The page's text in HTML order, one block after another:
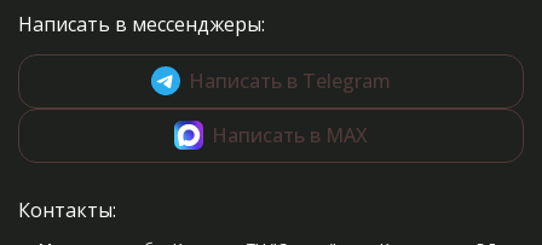
Написать в мессенджеры:
Написать в Telegram
Написать в MAX
Контакты: